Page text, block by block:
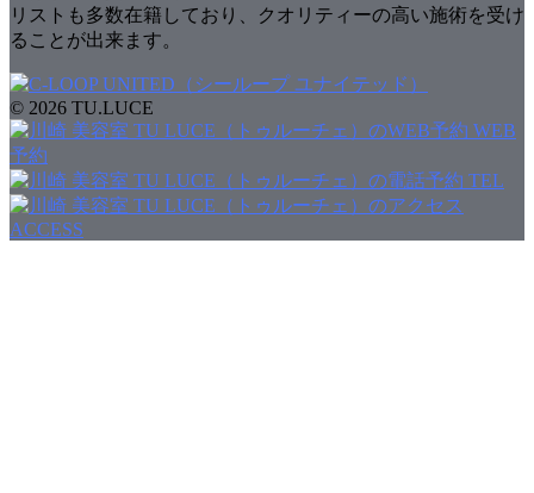
リストも多数在籍しており、クオリティーの高い施術を受け
ることが出来ます。
© 2026 TU.LUCE
WEB
予約
TEL
ACCESS